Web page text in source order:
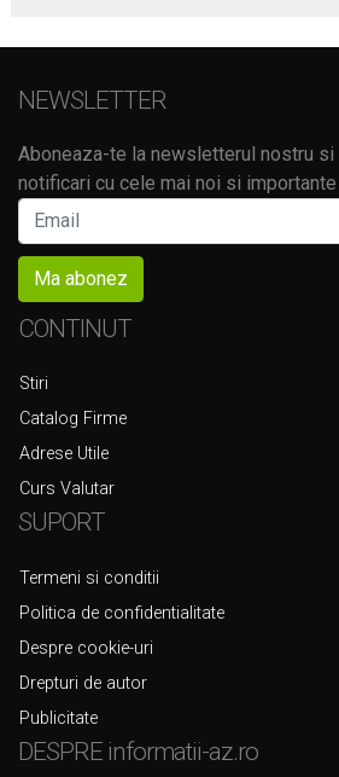
NEWSLETTER
Aboneaza-te la newsletterul nostru
notificari cu cele mai noi si
Ma abonez
CONTINUT
Stiri
Catalog Firme
Adrese Utile
Curs Valutar
SUPORT
Termeni si conditii
Politica de confidentialitate
Despre cookie-uri
Drepturi de autor
Publicitate
DESPRE informatii-az.ro